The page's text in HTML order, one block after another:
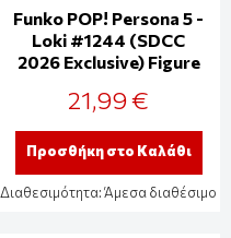
Funko POP! Persona 5 -
Loki #1244 (SDCC
2026 Exclusive) Figure
21,99 €
Προσθήκη στο Καλάθι
Διαθεσιμότητα:Άμεσα διαθέσιμο